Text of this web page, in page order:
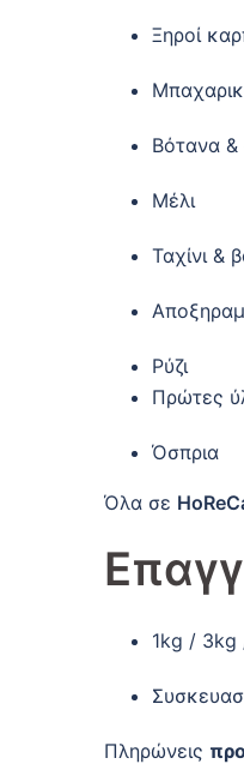
Ξηροί
Βότανα
Μέλι
Ταχίνι &
Ρύζι
Πρώτες
Όσπρια
Όλα σε
1kg / 3kg
Πληρώνεις